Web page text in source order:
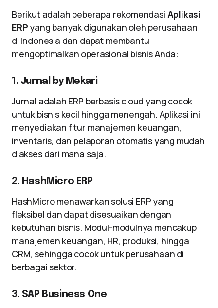
Berikut adalah beberapa rekomendasi Aplikasi
ERP yang banyak digunakan oleh perusahaan
di Indonesia dan dapat membantu
mengoptimalkan operasional bisnis Anda:
1. Jurnal by Mekari
Jurnal adalah ERP berbasis cloud yang cocok
untuk bisnis kecil hingga menengah. Aplikasi ini
menyediakan fitur manajemen keuangan,
inventaris, dan pelaporan otomatis yang mudah
diakses dari mana saja.
2. HashMicro ERP
HashMicro menawarkan solusi ERP yang
fleksibel dan dapat disesuaikan dengan
kebutuhan bisnis. Modul-modulnya mencakup
manajemen keuangan, HR, produksi, hingga
CRM, sehingga cocok untuk perusahaan di
berbagai sektor.
3. SAP Business One